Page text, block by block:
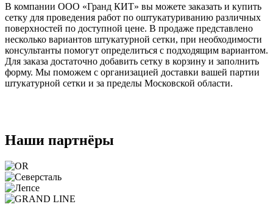
В компании ООО «Гранд КИТ» вы можете заказать и купить
сетку для проведения работ по оштукатуриванию различных
поверхностей по доступной цене. В продаже представлено
несколько вариантов штукатурной сетки, при необходимости
консультанты помогут определиться с подходящим вариантом.
Для заказа достаточно добавить сетку в корзину и заполнить
форму. Мы поможем с организацией доставки вашей партии
штукатурной сетки и за пределы Московской области.
Наши партнёры